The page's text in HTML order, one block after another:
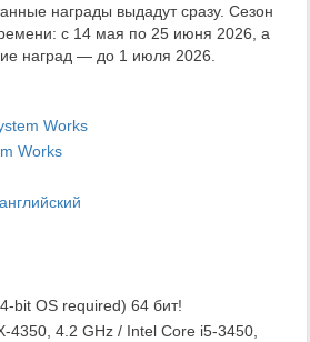
награды выдадут сразу. Сезон
с 14 мая по 25 июня 2026, а
наград — до 1 июля 2026.
Works
Works
английский
bit OS required) 64 бит!
4350, 4.2 GHz / Intel Core i5-3450,